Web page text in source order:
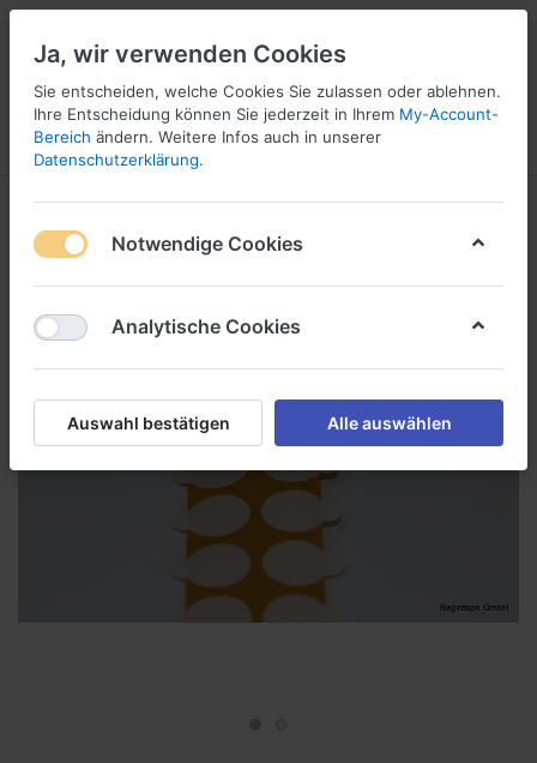
Menü Anmelden Wunschliste
1
Ja, wir verwenden Cookies
Sie entscheiden, welche Cookies Sie zulassen oder ablehnen.
Ihre Entscheidung können Sie jederzeit in Ihrem My-Account-
Bereich ändern. Weitere Infos auch in unserer
Datenschutzerklärung.
Notwendige Cookies
Analytische Cookies
Auswahl bestätigen Alle auswählen